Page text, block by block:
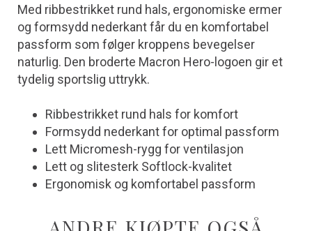
Med ribbestrikket rund hals, ergonomiske ermer
og formsydd nederkant får du en komfortabel
passform som følger kroppens bevegelser
naturlig. Den broderte Macron Hero-logoen gir et
tydelig sportslig uttrykk.
Ribbestrikket rund hals for komfort
Formsydd nederkant for optimal passform
Lett Micromesh-rygg for ventilasjon
Lett og slitesterk Softlock-kvalitet
Ergonomisk og komfortabel passform